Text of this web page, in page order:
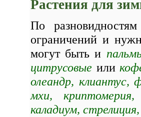
Растения для
По
ограничений и
могут быть и
цитрусовые или
олеандр, клиантус,
мхи, криптомерия,
каладиум,